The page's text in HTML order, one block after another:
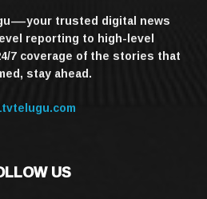
trusted digital news
reporting to high-level
7 coverage of the stories that
stay ahead.
US